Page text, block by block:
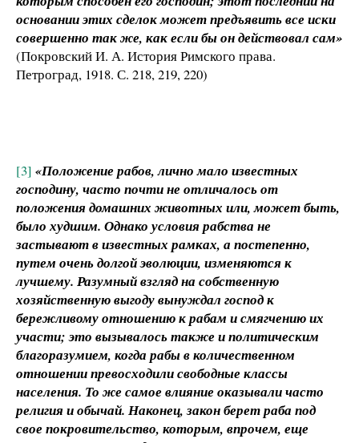
основании этих сделок может предъявить все иски
совершенно так же, как если бы он действовал сам»
(Покровский И. А. История Римского права.
Петроград, 1918. С. 218, 219, 220)
[3] «Положение рабов, лично мало известных
господину, часто почти не отличалось от
положения домашних животных или, может быть,
было худшим. Однако условия рабства не
застывают в известных рамках, а постепенно,
путем очень долгой эволюции, изменяются к
лучшему. Разумный взгляд на собственную
хозяйственную выгоду вынуждал господ к
бережливому отношению к рабам и смягчению их
участи; это вызывалось также и политическим
благоразумием, когда рабы в количественном
отношении превосходили свободные классы
населения. То же самое влияние оказывали часто
религия и обычай. Наконец, закон берет раба под
свое покровительство, которым, впрочем, еще